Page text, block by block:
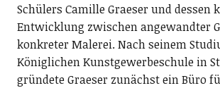
Schülers Camille Graeser und dessen
Entwicklung zwischen angewandter
konkreter Malerei. Nach seinem
Königlichen Kunstgewerbeschule in
gründete Graeser zunächst ein Büro